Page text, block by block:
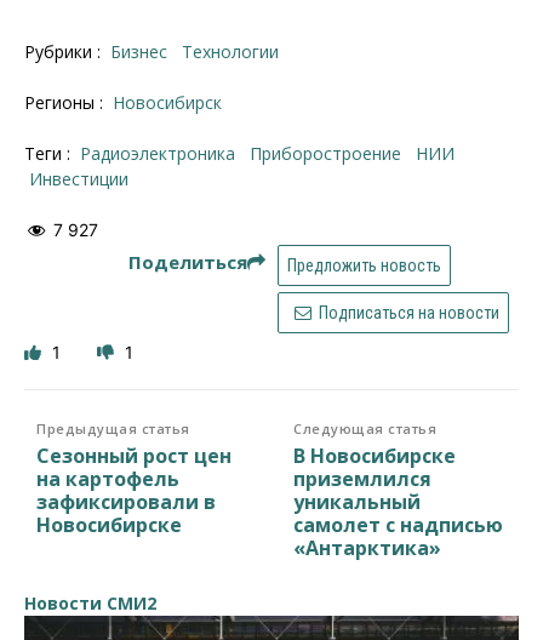
Рубрики : Бизнес Технологии
Регионы : Новосибирск
Теги : Радиоэлектроника приборостроение
НИИ
инвестиции
7 927
Поделиться Предложить новость
Подписаться на новости
1 1
Предыдущая статья
Сезонный рост цен
на картофель
зафиксировали в
Новосибирске
Следующая статья
В Новосибирске
приземлился
уникальный
самолет с надписью
«Антарктика»
Новости СМИ2